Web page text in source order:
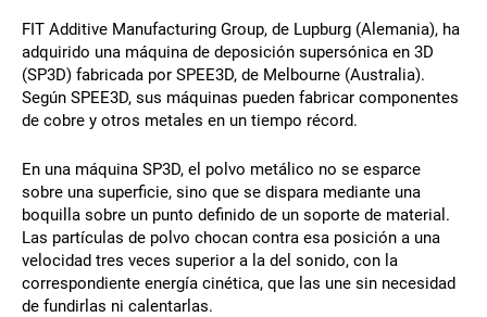
Síguenos
X Facebook LinkedIn YouTube
FIT Additive Manufacturing Group, de Lupburg (Alemania), ha
adquirido una máquina de deposición supersónica en 3D
(SP3D) fabricada por SPEE3D, de Melbourne (Australia).
Según SPEE3D, sus máquinas pueden fabricar componentes
de cobre y otros metales en un tiempo récord.
En una máquina SP3D, el polvo metálico no se esparce
sobre una superficie, sino que se dispara mediante una
boquilla sobre un punto definido de un soporte de material.
Las partículas de polvo chocan contra esa posición a una
velocidad tres veces superior a la del sonido, con la
correspondiente energía cinética, que las une sin necesidad
de fundirlas ni calentarlas.